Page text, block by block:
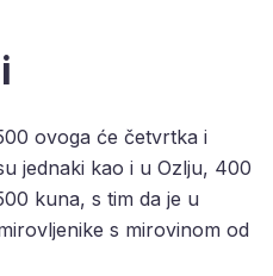
ovoga će četvrtka i
jednaki kao i u Ozlju, 400
kuna, s tim da je u
s mirovinom od